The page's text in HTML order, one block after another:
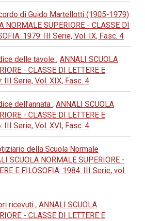
di Guido Martellotti (1905-1979)
NORMALE SUPERIORE - CLASSE DI
1979: III Serie, Vol. IX, Fasc. 4
delle tavole , ANNALI SCUOLA
- CLASSE DI LETTERE E
III Serie, Vol. XIX, Fasc. 4
dell'annata , ANNALI SCUOLA
- CLASSE DI LETTERE E
III Serie, Vol. XVI, Fasc. 4
della Scuola Normale
SCUOLA NORMALE SUPERIORE -
E FILOSOFIA: 1984: III Serie, vol.
ricevuti , ANNALI SCUOLA
- CLASSE DI LETTERE E